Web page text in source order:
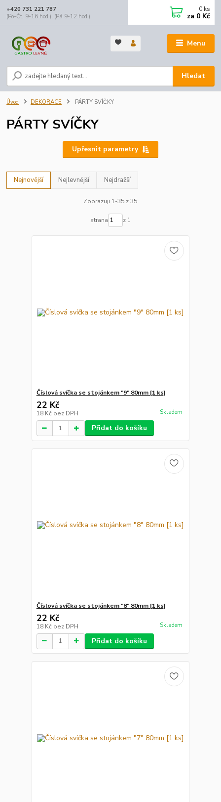
Menu
Hledat
+420 731 221 787
(Po-Čt, 9-16 hod.), (Pá 9-12 hod.)
0 ks
za 0 Kč
Úvod DEKORACE PÁRTY SVÍČKY
PÁRTY SVÍČKY
Upřesnit parametry
Nejnovější Nejlevnější Nejdražší
Zobrazuji 1-35 z 35
strana z 1
Číslová svíčka se stojánkem "9" 80mm [1 ks]
22 Kč
18 Kč bez DPH Skladem
Přidat do košíku
Číslová svíčka se stojánkem "8" 80mm [1 ks]
22 Kč
18 Kč bez DPH Skladem
Přidat do košíku